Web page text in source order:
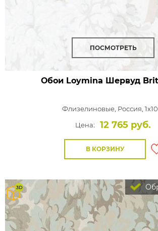
ПОСМОТРЕТЬ
Обои Loymina Шервуд
Флизелиновые, Россия,
Цена:
12 765 руб.
В КОРЗИНУ